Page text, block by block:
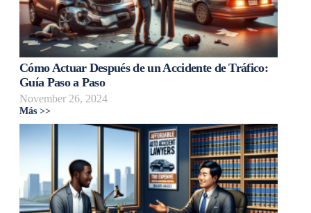
Cómo Actuar Después de un Accidente de Tráfico:
Guía Paso a Paso
November 26, 2024
Más >>